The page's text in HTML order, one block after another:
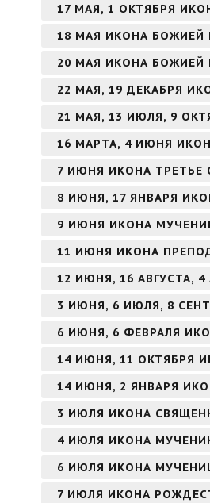
17 МАЯ, 1 ОКТЯБРЯ
18 МАЯ ИКОНА БОЖИЕЙ
20 МАЯ ИКОНА
22 МАЯ, 19 ДЕКАБРЯ
21 МАЯ, 13 ИЮЛЯ, 9
16 МАРТА, 4 ИЮНЯ
7 ИЮНЯ ИКОНА ТРЕТЬЕ
8 ИЮНЯ, 17 ЯНВАРЯ
9 ИЮНЯ ИКОНА
11 ИЮНЯ ИКОНА
12 ИЮНЯ, 16 АВГУСТА,
3 ИЮНЯ, 6 ИЮЛЯ, 8
6 ИЮНЯ, 6 ФЕВРАЛЯ
14 ИЮНЯ, 11 ОКТЯБРЯ
14 ИЮНЯ, 2 ЯНВАРЯ
3 ИЮЛЯ ИКОНА
4 ИЮЛЯ ИКОНА
6 ИЮЛЯ ИКОНА
7 ИЮЛЯ ИКОНА